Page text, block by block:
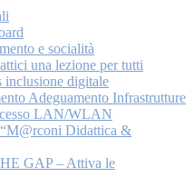
e socialità
una lezione per tutti
inclusione digitale
Adeguamento Infrastrutture
LAN/WLAN
Didattica &
GAP – Attiva le